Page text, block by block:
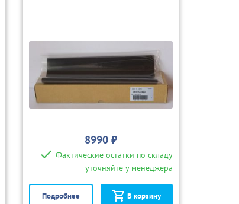
8990 ₽
Фактические остатки по складу
уточняйте у менеджера
Подробнее В корзину